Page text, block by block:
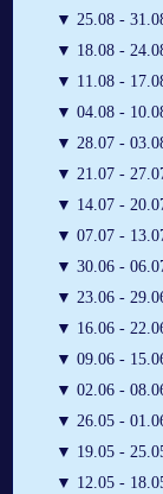
▼ 25.08 -
▼ 18.08 -
▼ 11.08 -
▼ 04.08 -
▼ 28.07 -
▼ 21.07 -
▼ 14.07 -
▼ 07.07 -
▼ 30.06 -
▼ 23.06 -
▼ 16.06 -
▼ 09.06 -
▼ 02.06 -
▼ 26.05 -
▼ 19.05 -
▼ 12.05 -